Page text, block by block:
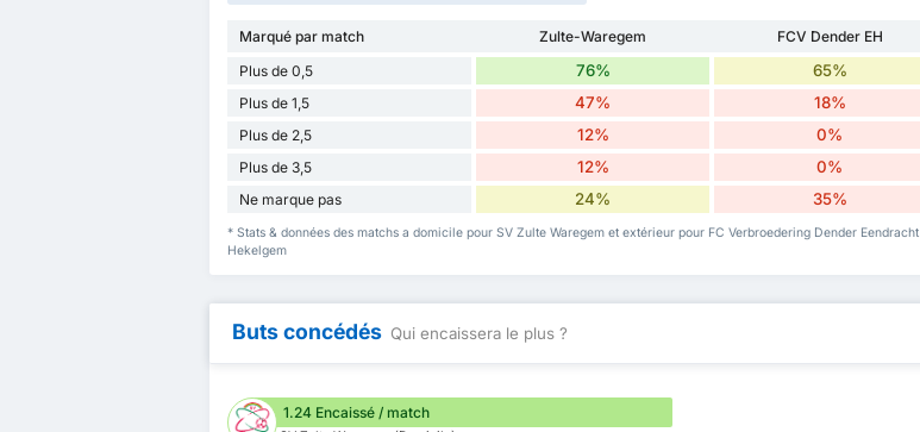
Marqué par match Zulte-Waregem
FCV Dender EH
Plus de 0,5
76% 65%
Plus de 1,5 47% 18%
Plus de 2,5 12% 0%
Plus de 3,5 12% 0%
Ne marque pas 24% 35%
* Stats & données des matchs a domicile pour SV Zulte Waregem et extérieur pour FC Verbroedering Dender Eendracht
Hekelgem
Buts concédés Qui encaissera le plus ?
1.24 Encaissé / match